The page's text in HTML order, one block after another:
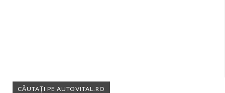
CĂUTAȚI PE AUTOVITAL.RO